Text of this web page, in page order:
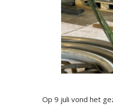
Op 9 juli vond het